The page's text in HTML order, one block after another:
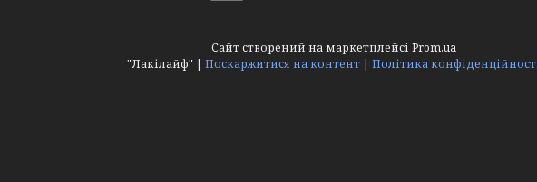
Сайт створений на маркетплейсі Prom.ua
"Лакілайф" | Поскаржитися на контент | Політика